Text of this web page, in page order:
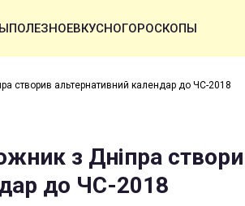
ПОЛЕЗНОЕВКУСНОГОРОСКОПЫ
створив альтернативний календар до ЧС-2018
з Дніпра
до ЧС-2018